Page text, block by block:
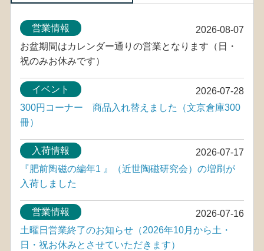
2026-08-07
営業情報
お盆期間はカレンダー通りの営業となります（日・
祝のみお休みです）
2026-07-28
イベント
300円コーナー 商品入れ替えました（文京倉庫300
冊）
2026-07-17
入荷情報
『肥前陶磁の編年1 』（近世陶磁研究会）の増刷が
入荷しました
2026-07-16
営業情報
土曜日営業終了のお知らせ（2026年10月から土・
日・祝お休みとさせていただきます）